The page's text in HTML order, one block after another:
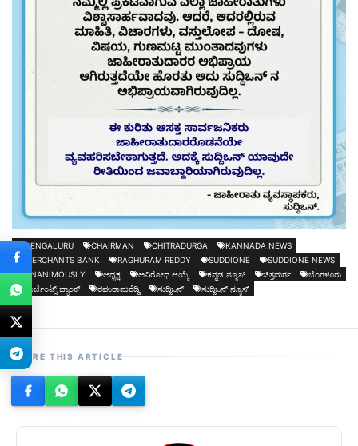
BENGALURU CHAIRMAN CHITRADURGA
KANNADA NEWS
MERCHANTS BANK
RAGHURAM REDDY SUDDIONE
SUDDIONE NEWS
UNANIMOUSLY
ಅಧ್ಯಕ್ಷ ಅವಿರೋಧ ಆಯ್ಕೆ ಕನ್ನಡ ನ್ಯೂಸ್ ಚಿತ್ರದುರ್ಗ
ಬೆಂಗಳೂರು
ಮರ್ಚೆಂಟ್ಸ್ ಬ್ಯಾಂಕ್
ರಘುರಾಮರೆಡ್ಡಿ ಸುದ್ದಿಒನ್ ಸುದ್ದಿಒನ್ ನ್ಯೂಸ್
SHARE THIS ARTICLE